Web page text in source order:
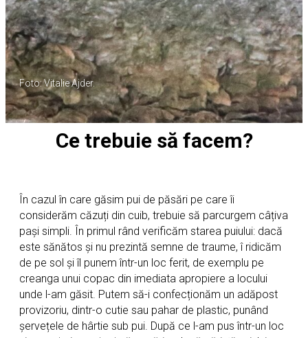
Foto: Vitalie Ajder.
Ce trebuie să facem?
În cazul în care găsim pui de păsări pe care îi
considerăm căzuți din cuib, trebuie să parcurgem câțiva
pași simpli. În primul rând verificăm starea puiului: dacă
este sănătos și nu prezintă semne de traume, î ridicăm
de pe sol și îl punem într-un loc ferit, de exemplu pe
creanga unui copac din imediata apropiere a locului
unde l-am găsit. Putem să-i confecționăm un adăpost
provizoriu, dintr-o cutie sau pahar de plastic, punând
șervețele de hârtie sub pui. După ce l-am pus într-un loc